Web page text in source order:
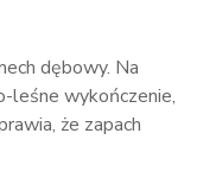
dębowy. Na
leśne wykończenie,
że zapach